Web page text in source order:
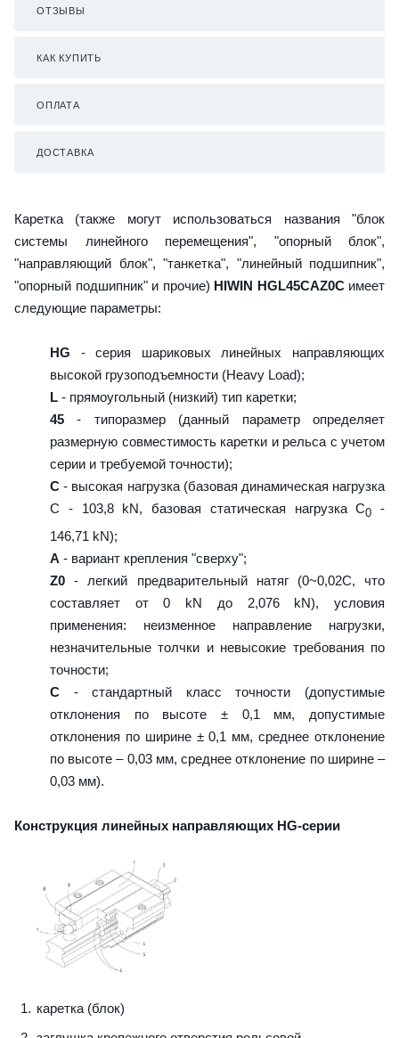
ОТЗЫВЫ
КАК КУПИТЬ
ОПЛАТА
ДОСТАВКА
Каретка (также могут использоваться названия "блок
системы линейного перемещения", "опорный блок",
"направляющий блок", "танкетка", "линейный подшипник",
"опорный подшипник" и прочие) HIWIN HGL45CAZ0Cимеет
следующие параметры:
HG - серия шариковых линейных направляющих
высокой грузоподъемности (Heavy Load);
L - прямоугольный (низкий) тип каретки;
45 - типоразмер (данный параметр определяет
размерную совместимость каретки и рельса с учетом
серии и требуемой точности);
C - высокая нагрузка (базовая динамическая нагрузка
C - 103,8 kN, базовая статическая нагрузка С0
-
146,71 kN);
A - вариант крепления "сверху";
Z0 - легкий предварительный натяг (0~0,02C, что
составляет от 0 kN до 2,076 kN), условия
применения: неизменное направление нагрузки,
незначительные толчки и невысокие требования по
точности;
C - стандартный класс точности (допустимые
отклонения по высоте ± 0,1 мм, допустимые
отклонения по ширине ± 0,1 мм, среднее отклонение
по высоте – 0,03 мм, среднее отклонение по ширине –
0,03 мм).
Конструкция линейных направляющих HG-серии
каретка (блок)